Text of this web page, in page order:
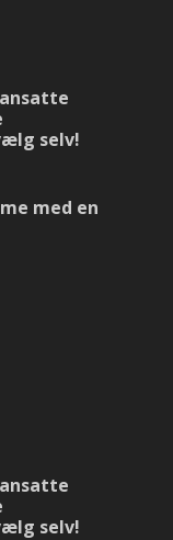
selv!
med en
selv!